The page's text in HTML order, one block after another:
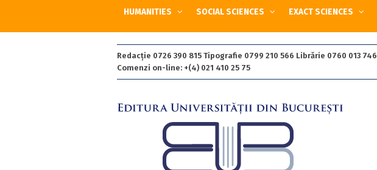
HUMANITIES SOCIAL SCIENCES EXACT SCIENCES
Redacție 0726 390 815 Tipografie 0799 210 566 Librărie 0760 013 746
Comenzi on-line: +(4) 021 410 25 75